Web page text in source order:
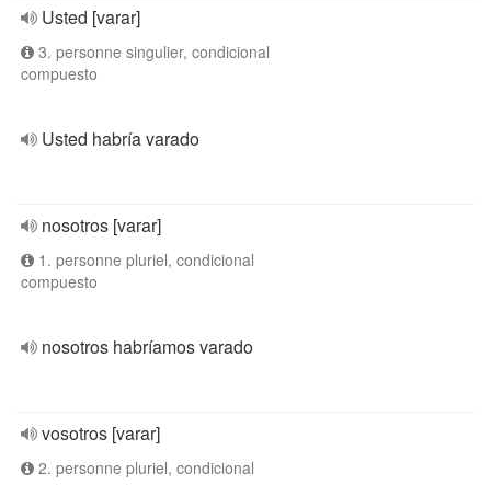
Usted [varar]
3. personne singulier, condicional
compuesto
Usted habría varado
nosotros [varar]
1. personne pluriel, condicional
compuesto
nosotros habríamos varado
vosotros [varar]
2. personne pluriel, condicional